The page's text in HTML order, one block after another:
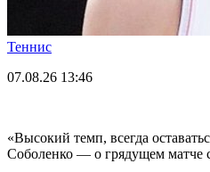
Теннис
07.08.26 13:46
«Высокий темп, всегда
Соболенко — о грядущем матче